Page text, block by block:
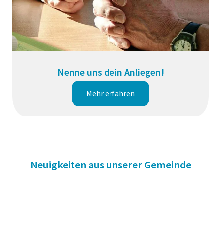
Nenne uns dein Anliegen!
Mehr erfahren
Neuigkeiten aus unserer Gemeinde